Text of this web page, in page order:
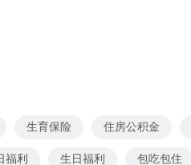
生育保险 住房公积金
福利 生日福利 包吃包住